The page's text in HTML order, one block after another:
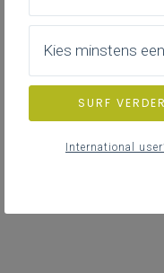
Kies minstens
SURF
International